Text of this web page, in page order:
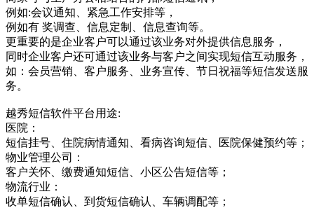
例如:会议通知、紧急工作安排等，
例如有 奖调查、信息定制、信息查询等。
更重要的是企业客户可以通过该业务对外提供信息服务，
同时企业客户还可通过该业务与客户之间实现短信互动服务，
如：会员营销、客户服务、业务宣传、节日祝福等短信发送服
务。
越秀短信软件平台用途:
医院：
短信挂号、住院病情通知、看病咨询短信、医院保健预约等；
物业管理公司：
客户关怀、缴费通知短信、小区公告短信等；
物流行业：
收单短信确认、到货短信确认、车辆调配等；